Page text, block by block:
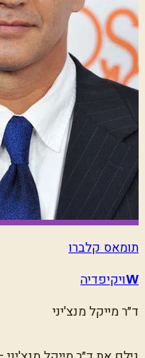
תומאס קלברו
Wויקיפדיה
ד״ר מייקל מנצ'יני